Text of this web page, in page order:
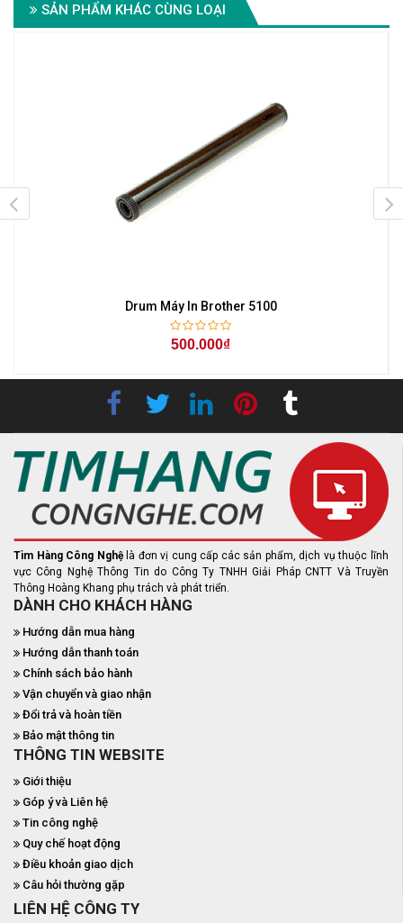
SẢN PHẨM KHÁC CÙNG LOẠI
Drum Máy In Brother 5100
500.000₫
Tìm Hàng Công Nghệ là đơn vị cung cấp các sản phẩm, dịch vụ thuộc lĩnh
vực Công Nghệ Thông Tin do Công Ty TNHH Giải Pháp CNTT Và Truyền
Thông Hoàng Khang phụ trách và phát triển.
DÀNH CHO KHÁCH HÀNG
Hướng dẫn mua hàng
Hướng dẫn thanh toán
Chính sách bảo hành
Vận chuyển và giao nhận
Đổi trả và hoàn tiền
Bảo mật thông tin
THÔNG TIN WEBSITE
Giới thiệu
Góp ý và Liên hệ
Tin công nghệ
Quy chế hoạt động
Điều khoản giao dịch
Câu hỏi thường gặp
LIÊN HỆ CÔNG TY